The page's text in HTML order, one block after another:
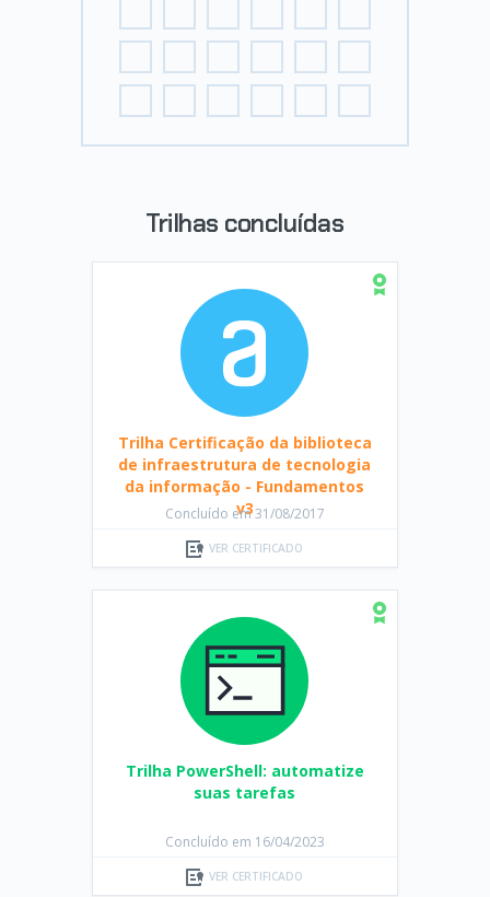
Trilhas concluídas
Trilha Certificação da biblioteca
de infraestrutura de tecnologia
da informação - Fundamentos
v3
Concluído em 31/08/2017
VER CERTIFICADO
Trilha PowerShell: automatize
suas tarefas
Concluído em 16/04/2023
VER CERTIFICADO